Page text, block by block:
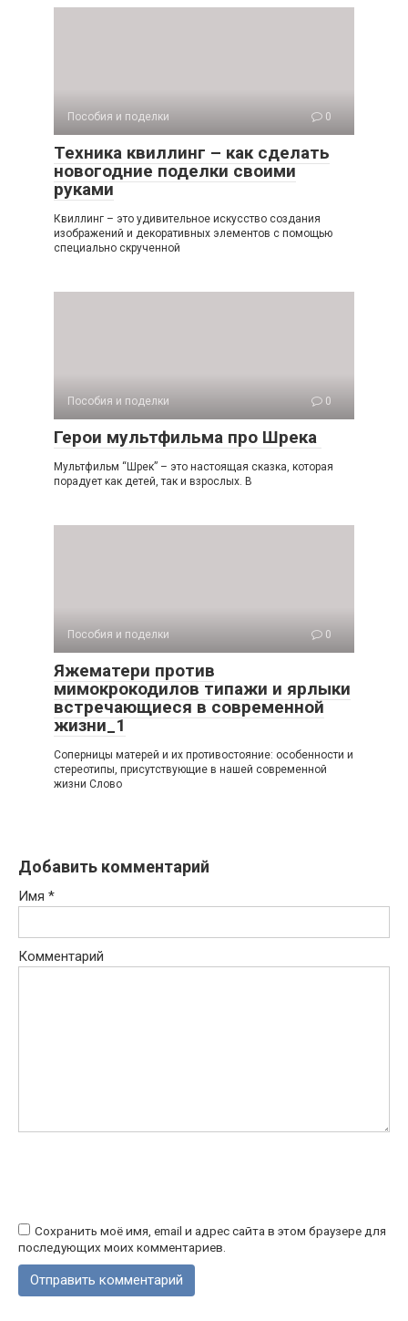
Пособия и поделки 0
Техника квиллинг – как сделать
новогодние поделки своими
руками
Квиллинг – это удивительное искусство создания
изображений и декоративных элементов с помощью
специально скрученной
Пособия и поделки 0
Герои мультфильма про Шрека
Мультфильм “Шрек” – это настоящая сказка, которая
порадует как детей, так и взрослых. В
Пособия и поделки 0
Яжематери против
мимокрокодилов типажи и ярлыки
встречающиеся в современной
жизни_1
Соперницы матерей и их противостояние: особенности и
стереотипы, присутствующие в нашей современной
жизни Слово
Добавить комментарий
Имя *
Комментарий
Сохранить моё имя, email и адрес сайта в этом браузере для
последующих моих комментариев.